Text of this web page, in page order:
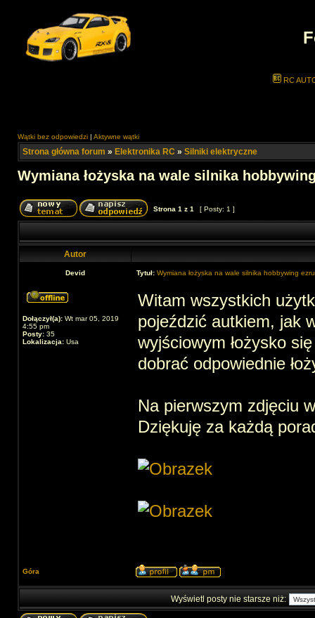
RC
Wątki bez odpowiedzi | Aktywne wątki
Strona główna forum » Elektronika RC » Silniki elektryczne
Wymiana łożyska na wale silnika
Strona 1 z 1 [ Posty: 1 ]
Autor
Devid Tytuł: Wymiana łożyska na wale silnika hobbywing
Dołączył(a): Wt mar 05, 2019
4:55 pm
Posty: 35
Lokalizacja: Usa
Witam wszystkich
pojeździć autkiem, jak
wyjściowym łożysko
dobrać odpowiednie
Na pierwszym zdjęciu
Dziękuję za każdą
Góra
Wyświetl posty nie starsze niż: